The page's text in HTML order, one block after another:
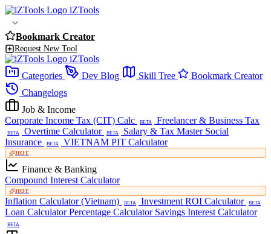
iZTools
Bookmark Creator
Request New Tool
iZTools
Categories
Dev Blog Skill Tree
Bookmark Creator
Changelogs
Job & Income
Corporate Income Tax (CIT) Calc
BETA Freelancer & Business Tax
BETA Overtime Calculator BETA Salary & Tax Master Social
Insurance
BETA VIETNAM PIT Calculator
HOT
Finance & Banking
Compound Interest Calculator
HOT
Inflation Calculator (Vietnam) BETA Investment ROI Calculator BETA
Loan CalculatorPercentage Calculator Savings Interest Calculator
BETA